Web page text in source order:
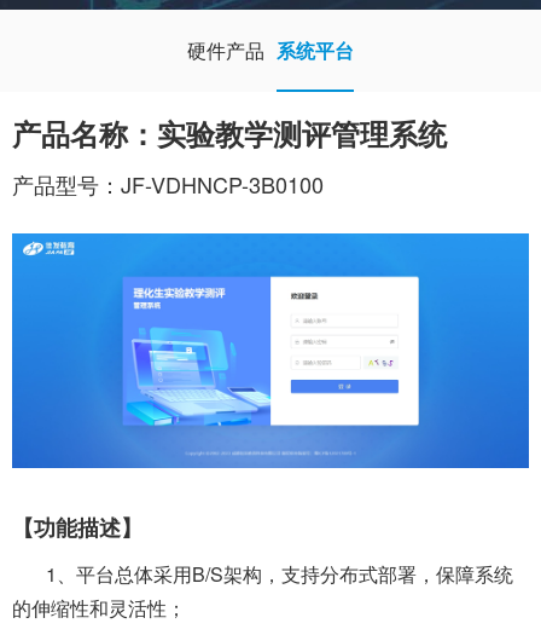
硬件产品 系统平台
产品名称：实验教学测评管理系统
产品型号：JF-VDHNCP-3B0100
【功能描述】
1、平台总体采用B/S架构，支持分布式部署，保障系统
的伸缩性和灵活性；